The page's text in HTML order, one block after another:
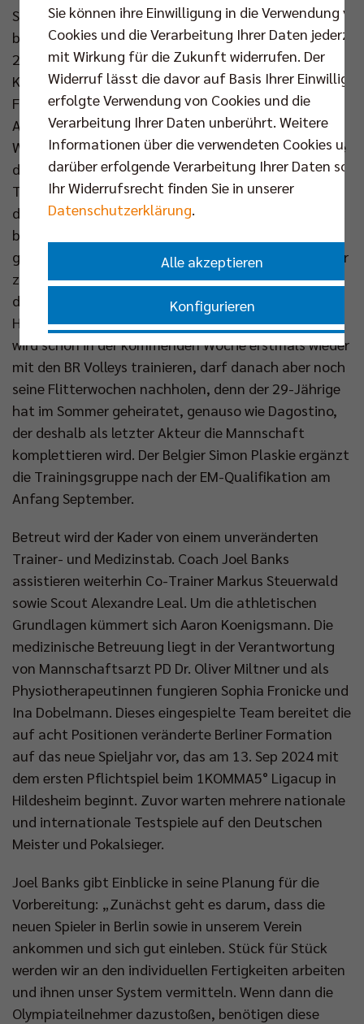
Sieben Spieler, darunter vier Neuzugänge, schuften
bereits hart für den Erfolg in der kommenden Saison
24/25. Gemeinsam mit Nehemiah Mote, Adam
Kowalski und Daniel Malescha nahmen die Neulinge
Florian Krage, Jake Hanes, Jan Fornal und Djifa
Amedegnato das Training auf. In den nächsten
Wochen wird sich die Gruppe peu à peu erweitern. Die
deutschen Olympiateilnehmer Tobias Krick, Hannes
Tille sowie Ruben Schott bekommen nach dem
dramatischen Ausscheiden in Paris etwas Urlaub und
beginnen am 19. Aug mit der Vorbereitung. Gleiches
gilt für den neuen Mittelblocker Matthew Knigge, der
zusammen mit Libero Kyle Dagostino zurzeit noch
das Training von Team USA in der französischen
Hauptstadt unterstützt. Rückkehrer Moritz Reichert
wird schon in der kommenden Woche erstmals wieder
mit den BR Volleys trainieren, darf danach aber noch
seine Flitterwochen nachholen, denn der 29-Jährige
hat im Sommer geheiratet, genauso wie Dagostino,
der deshalb als letzter Akteur die Mannschaft
komplettieren wird. Der Belgier Simon Plaskie ergänzt
die Trainingsgruppe nach der EM-Qualifikation am
Anfang September.
Betreut wird der Kader von einem unveränderten
Trainer- und Medizinstab. Coach Joel Banks
assistieren weiterhin Co-Trainer Markus Steuerwald
sowie Scout Alexandre Leal. Um die athletischen
Grundlagen kümmert sich Aaron Koenigsmann. Die
medizinische Betreuung liegt in der Verantwortung
von Mannschaftsarzt PD Dr. Oliver Miltner und als
Physiotherapeutinnen fungieren Sophia Fronicke und
Ina Dobelmann. Dieses eingespielte Team bereitet die
auf acht Positionen veränderte Berliner Formation
auf das neue Spieljahr vor, das am 13. Sep 2024 mit
dem ersten Pflichtspiel beim 1KOMMA5° Ligacup in
Hildesheim beginnt. Zuvor warten mehrere nationale
und internationale Testspiele auf den Deutschen
Meister und Pokalsieger.
Joel Banks gibt Einblicke in seine Planung für die
Vorbereitung: „Zunächst geht es darum, dass die
neuen Spieler in Berlin sowie in unserem Verein
ankommen und sich gut einleben. Stück für Stück
werden wir an den individuellen Fertigkeiten arbeiten
und ihnen unser System vermitteln. Wenn dann die
Olympiateilnehmer dazustoßen, benötigen diese
Sie können ihre Einwilligung in die Verwendung
Cookies und die Verarbeitung Ihrer Daten
mit Wirkung für die Zukunft widerrufen. Der
Widerruf lässt die davor auf Basis Ihrer
erfolgte Verwendung von Cookies und die
Verarbeitung Ihrer Daten unberührt. Weitere
Informationen über die verwendeten Cookies und
darüber erfolgende Verarbeitung Ihrer Daten
Ihr Widerrufsrecht finden Sie in unserer
Datenschutzerklärung.
Alle akzeptieren
Konfigurieren
Nur essenzielle Cookies akzeptieren
Impressum Datenschutzerklärung